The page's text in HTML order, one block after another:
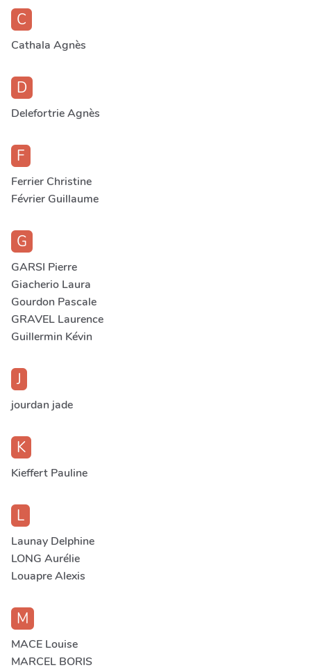
C
Cathala Agnès
D
Delefortrie Agnès
F
Ferrier Christine
Février Guillaume
G
GARSI Pierre
Giacherio Laura
Gourdon Pascale
GRAVEL Laurence
Guillermin Kévin
J
jourdan jade
K
Kieffert Pauline
L
Launay Delphine
LONG Aurélie
Louapre Alexis
M
MACE Louise
MARCEL BORIS